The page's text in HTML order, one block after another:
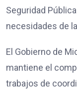
Seguridad
necesidades de
El Gobierno de
mantiene el
trabajos de